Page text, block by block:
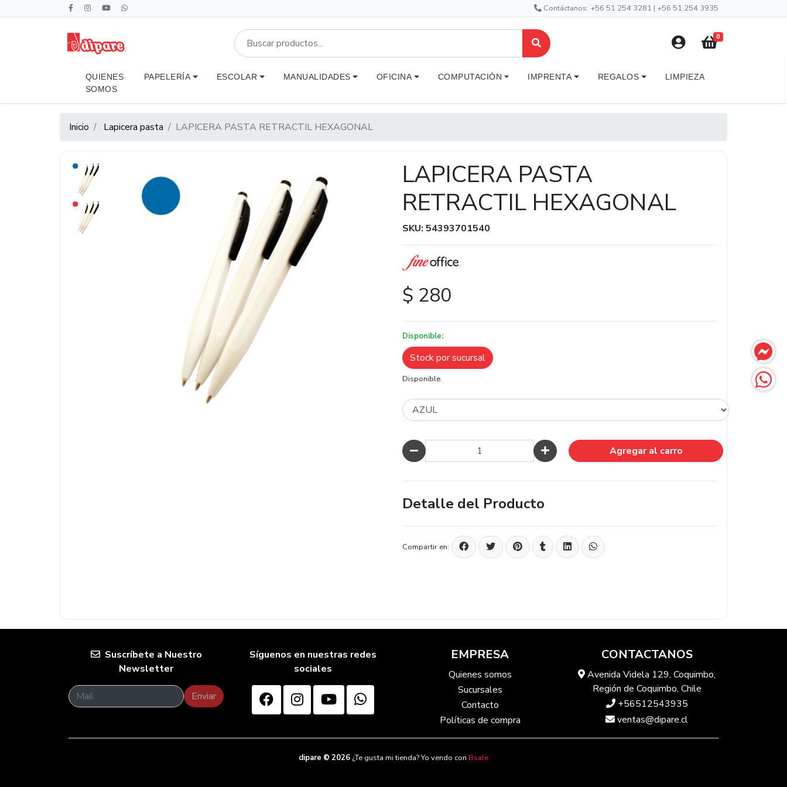
Contáctanos: +56 51 254 3281 | +56 51 254 3935
0
QUIENES
SOMOS
PAPELERÍA ESCOLAR MANUALIDADES OFICINA COMPUTACIÓN IMPRENTA REGALOS LIMPIEZA
Inicio Lapicera pasta LAPICERA PASTA RETRACTIL HEXAGONAL
LAPICERA PASTA
RETRACTIL HEXAGONAL
SKU: 54393701540
$ 280
Disponible:
Stock por sucursal
Disponible.
Cantidad Agregar al carro
Detalle del Producto
Compartir en:
Suscríbete a Nuestro
Newsletter
Enviar
Síguenos en nuestras redes
sociales
EMPRESA
Quienes somos
Sucursales
Contacto
Políticas de compra
CONTACTANOS
Avenida Videla 129, Coquimbo,
Región de Coquimbo, Chile
+56512543935
ventas@dipare.cl
dipare © 2026 ¿Te gusta mi tienda? Yo vendo con Bsale